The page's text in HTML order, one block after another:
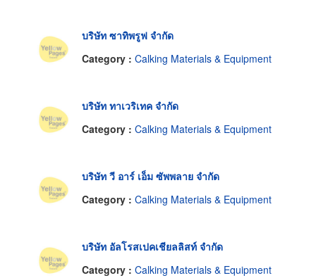
บริษัท ซาทิพรูฟ จำกัด
Category : Calking Materials & Equipment
บริษัท ทาเวริเทค จำกัด
Category : Calking Materials & Equipment
บริษัท วี อาร์ เอ็ม ซัพพลาย จำกัด
Category : Calking Materials & Equipment
บริษัท อัลโรสเปคเชียลลิสท์ จำกัด
Category : Calking Materials & Equipment